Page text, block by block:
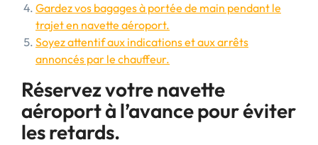
Gardez vos bagages à portée de main pendant le
trajet en navette aéroport.
Soyez attentif aux indications et aux arrêts
annoncés par le chauffeur.
Réservez votre navette
aéroport à l’avance pour éviter
les retards.